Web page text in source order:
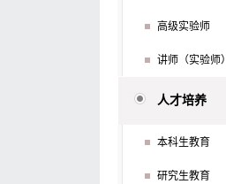
高级实验师
讲师（实验师）
人才培养
本科生教育
研究生教育